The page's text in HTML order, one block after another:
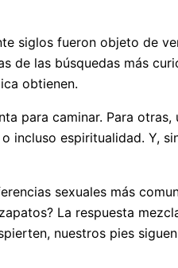
siglos fueron objeto de
de las búsquedas más
obtienen.
para caminar. Para
incluso espiritualidad. Y,
sexuales más
La respuesta
nuestros pies